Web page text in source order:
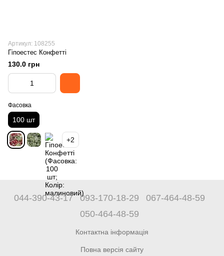
Артикул: 108255
Гіпоестес Конфетті
130.0 грн
Фасовка
100 шт
+2
044-390-43-17 093-170-18-29
067-464-48-59
050-464-48-59
Контактна інформація
Повна версія сайту